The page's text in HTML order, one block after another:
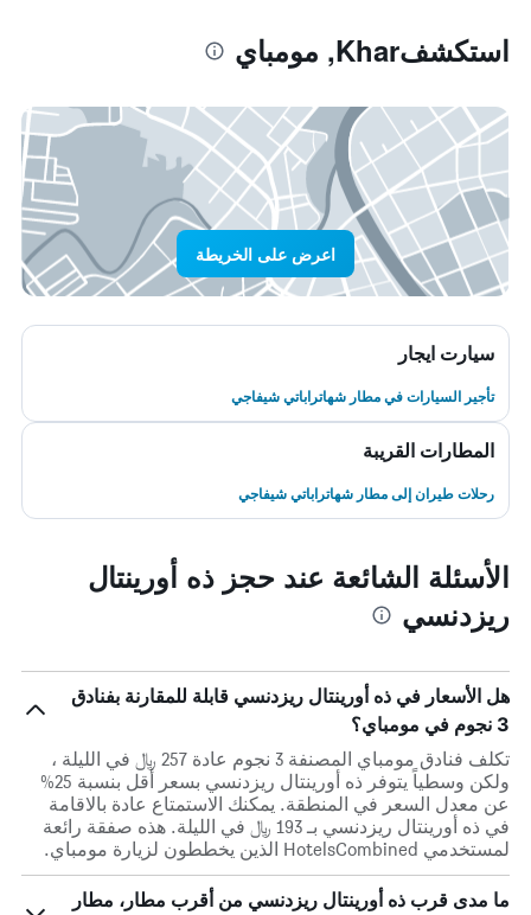
استكشفKhar, مومباي
اعرض على الخريطة
سيارت ايجار
تأجير السيارات في مطار شهاتراباتي شيفاجي
المطارات القريبة
رحلات طيران إلى مطار شهاتراباتي شيفاجي
الأسئلة الشائعة عند حجز ذه أورينتال
ريزدنسي
هل الأسعار في ذه أورينتال ريزدنسي قابلة للمقارنة بفنادق
3 نجوم في مومباي؟
تكلف فنادق مومباي المصنفة 3 نجوم عادة 257 ﷼ في الليلة ،
ولكن وسطياً يتوفر ذه أورينتال ريزدنسي بسعر أقل بنسبة 25%
عن معدل السعر في المنطقة. يمكنك الاستمتاع عادة بالاقامة
في ذه أورينتال ريزدنسي بـ 193 ﷼ في الليلة. هذه صفقة رائعة
لمستخدمي HotelsCombined الذين يخططون لزيارة مومباي.
ما مدى قرب ذه أورينتال ريزدنسي من أقرب مطار، مطار